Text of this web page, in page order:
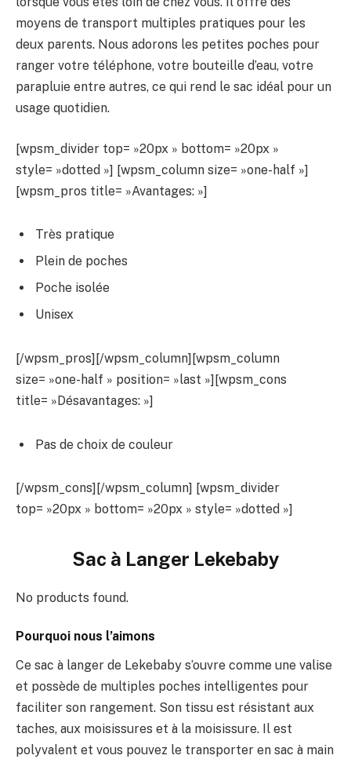
moyens de transport multiples pratiques pour les
deux parents. Nous adorons les petites poches pour
ranger votre téléphone, votre bouteille d’eau, votre
parapluie entre autres, ce qui rend le sac idéal pour un
usage quotidien.
[wpsm_divider top= »20px » bottom= »20px »
style= »dotted »] [wpsm_column size= »one-half »]
[wpsm_pros title= »Avantages: »]
Très pratique
Plein de poches
Poche isolée
Unisex
[/wpsm_pros][/wpsm_column][wpsm_column
size= »one-half » position= »last »][wpsm_cons
title= »Désavantages: »]
Pas de choix de couleur
[/wpsm_cons][/wpsm_column] [wpsm_divider
top= »20px » bottom= »20px » style= »dotted »]
Sac à Langer Lekebaby
No products found.
Pourquoi nous l’aimons
Ce sac à langer de Lekebaby s’ouvre comme une valise
et possède de multiples poches intelligentes pour
faciliter son rangement. Son tissu est résistant aux
taches, aux moisissures et à la moisissure. Il est
polyvalent et vous pouvez le transporter en sac à main